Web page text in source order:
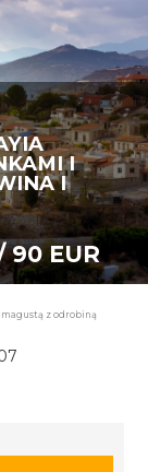
I
I
90 EUR
z odrobiną